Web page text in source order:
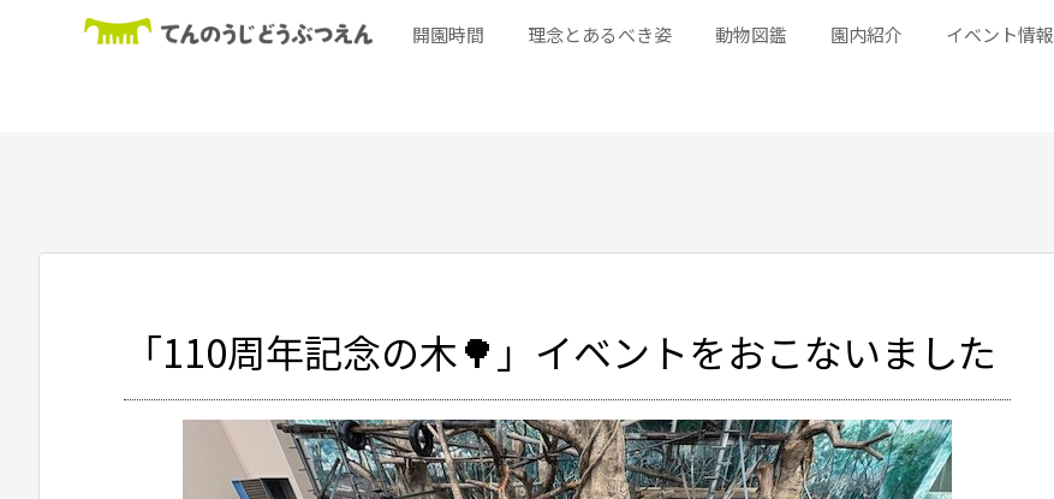
開園時間 理念とあるべき姿 動物図鑑 園内紹介 イベント情報
「110周年記念の木🌳」イベントをおこないました